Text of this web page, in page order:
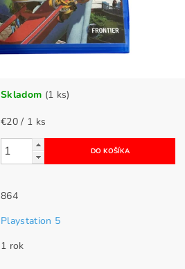
Skladom (1 ks)
€20 / 1 ks
864
Playstation 5
1 rok